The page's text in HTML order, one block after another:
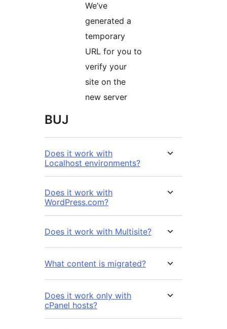
We’ve
generated a
temporary
URL for you to
verify your
site on the
new server
BUJ
Does it work with
Localhost environments?
Does it work with
WordPress.com?
Does it work with Multisite?
What content is migrated?
Does it work only with
cPanel hosts?